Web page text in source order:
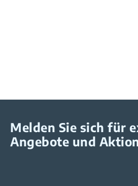
Melden Sie sich für
Angebote und